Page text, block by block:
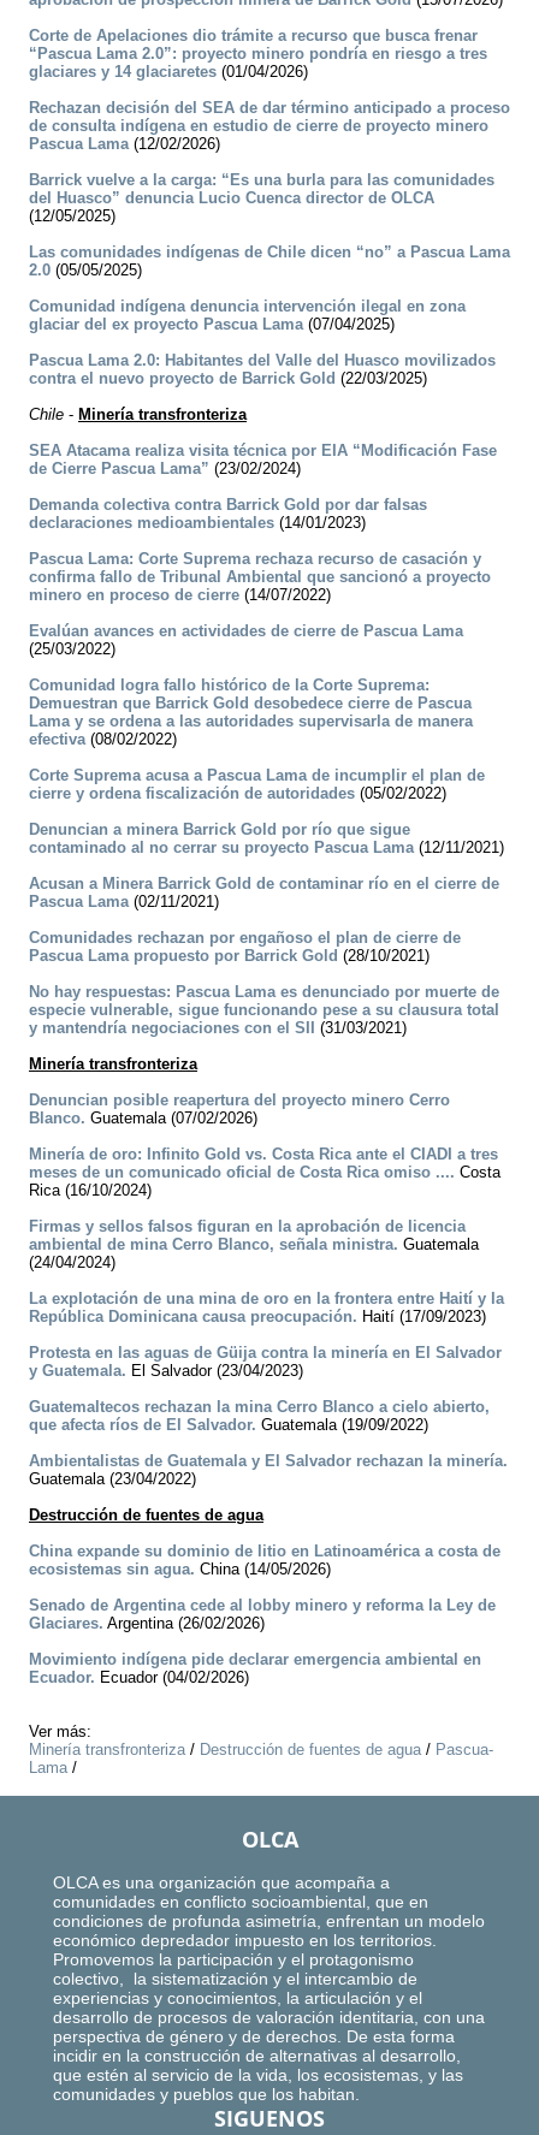
Corte de Apelaciones dio trámite a recurso que busca frenar
“Pascua Lama 2.0”: proyecto minero pondría en riesgo a tres
glaciares y 14 glaciaretes (01/04/2026)
Rechazan decisión del SEA de dar término anticipado a proceso
de consulta indígena en estudio de cierre de proyecto minero
Pascua Lama(12/02/2026)
Barrick vuelve a la carga: “Es una burla para las comunidades
del Huasco” denuncia Lucio Cuenca director de OLCA
(12/05/2025)
Las comunidades indígenas de Chile dicen “no” a Pascua Lama
2.0 (05/05/2025)
Comunidad indígena denuncia intervención ilegal en zona
glaciar del ex proyecto Pascua Lama(07/04/2025)
Pascua Lama 2.0: Habitantes del Valle del Huasco movilizados
contra el nuevo proyecto de Barrick Gold (22/03/2025)
Chile - Minería transfronteriza
SEA Atacama realiza visita técnica por EIA “Modificación Fase
de Cierre Pascua Lama” (23/02/2024)
Demanda colectiva contra Barrick Gold por dar falsas
declaraciones medioambientales (14/01/2023)
Pascua Lama: Corte Suprema rechaza recurso de casación y
confirma fallo de Tribunal Ambiental que sancionó a proyecto
minero en proceso de cierre (14/07/2022)
Evalúan avances en actividades de cierre de Pascua Lama
(25/03/2022)
Comunidad logra fallo histórico de la Corte Suprema:
Demuestran que Barrick Gold desobedece cierre de Pascua
Lama y se ordena a las autoridades supervisarla de manera
efectiva(08/02/2022)
Corte Suprema acusa a Pascua Lama de incumplir el plan de
cierre y ordena fiscalización de autoridades (05/02/2022)
Denuncian a minera Barrick Gold por río que sigue
contaminado al no cerrar su proyecto Pascua Lama(12/11/2021)
Acusan a Minera Barrick Gold de contaminar río en el cierre de
Pascua Lama(02/11/2021)
Comunidades rechazan por engañoso el plan de cierre de
Pascua Lama propuesto por Barrick Gold (28/10/2021)
No hay respuestas: Pascua Lama es denunciado por muerte de
especie vulnerable, sigue funcionando pese a su clausura total
y mantendría negociaciones con el SII
(31/03/2021)
Minería transfronteriza
Denuncian posible reapertura del proyecto minero Cerro
Blanco. Guatemala (07/02/2026)
Minería de oro: Infinito Gold vs. Costa Rica ante el CIADI a tres
meses de un comunicado oficial de Costa Rica omiso .... Costa
Rica (16/10/2024)
Firmas y sellos falsos figuran en la aprobación de licencia
ambiental de mina Cerro Blanco, señala ministra. Guatemala
(24/04/2024)
La explotación de una mina de oro en la frontera entre Haití y la
República Dominicana causa preocupación. Haití (17/09/2023)
Protesta en las aguas de Güija contra la minería en El Salvador
y Guatemala. El Salvador (23/04/2023)
Guatemaltecos rechazan la mina Cerro Blanco a cielo abierto,
que afecta ríos de El Salvador. Guatemala (19/09/2022)
Ambientalistas de Guatemala y El Salvador rechazan la minería.
Guatemala (23/04/2022)
Destrucción de fuentes de agua
China expande su dominio de litio en Latinoamérica a costa de
ecosistemas sin agua. China (14/05/2026)
Senado de Argentina cede al lobby minero y reforma la Ley de
Glaciares. Argentina (26/02/2026)
Movimiento indígena pide declarar emergencia ambiental en
Ecuador. Ecuador (04/02/2026)
Ver más:
Minería transfronteriza/ Destrucción de fuentes de agua/ Pascua-
Lama/
OLCA
OLCA es una organización que acompaña a
comunidades en conflicto socioambiental, que en
condiciones de profunda asimetría, enfrentan un modelo
económico depredador impuesto en los territorios.
Promovemos la participación y el protagonismo
colectivo, la sistematización y el intercambio de
experiencias y conocimientos, la articulación y el
desarrollo de procesos de valoración identitaria, con una
perspectiva de género y de derechos. De esta forma
incidir en la construcción de alternativas al desarrollo,
que estén al servicio de la vida, los ecosistemas, y las
comunidades y pueblos que los habitan.
SIGUENOS